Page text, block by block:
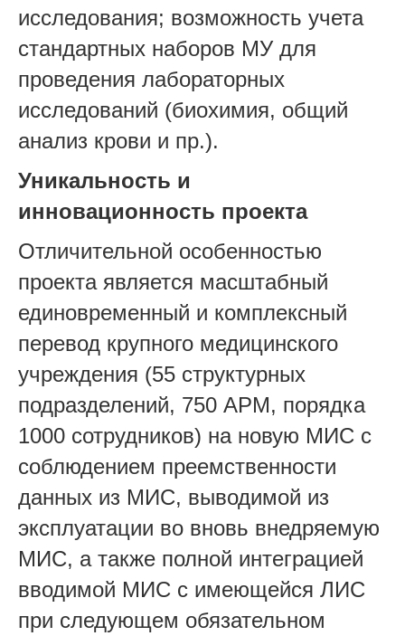
исследования; возможность учета
стандартных наборов МУ для
проведения лабораторных
исследований (биохимия, общий
анализ крови и пр.).
Уникальность и
инновационность проекта
Отличительной особенностью
проекта является масштабный
единовременный и комплексный
перевод крупного медицинского
учреждения (55 структурных
подразделений, 750 АРМ, порядка
1000 сотрудников) на новую МИС с
соблюдением преемственности
данных из МИС, выводимой из
эксплуатации во вновь внедряемую
МИС, а также полной интеграцией
вводимой МИС с имеющейся ЛИС
при следующем обязательном